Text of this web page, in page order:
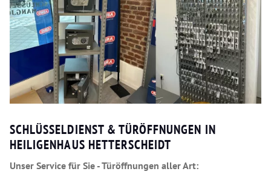
SCHLÜSSELDIENST & TÜRÖFFNUNGEN IN
HEILIGENHAUS HETTERSCHEIDT
Unser Service für Sie - Türöffnungen aller Art: